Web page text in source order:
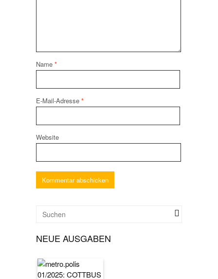
Name *
E-Mail-Adresse *
Website
NEUE AUSGABEN